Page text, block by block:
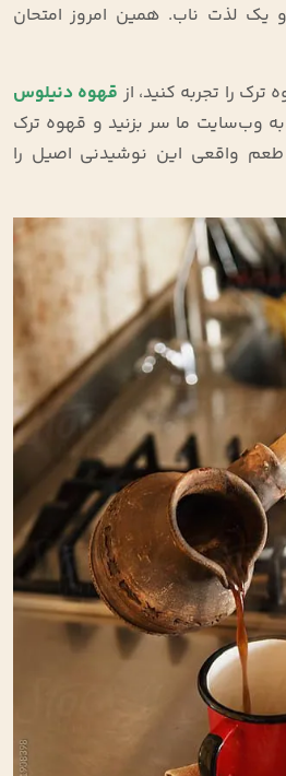
لذت ناب. همین امروز امتحان
را تجربه کنید، از قهوه دنیلوس
وب‌سایت ما سر بزنید و قهوه ترک
واقعی این نوشیدنی اصیل را